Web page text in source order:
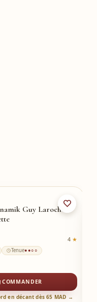
Guy Laroche –
4
Tenue●●○○
COMMANDER
en décant dès 65 MAD →